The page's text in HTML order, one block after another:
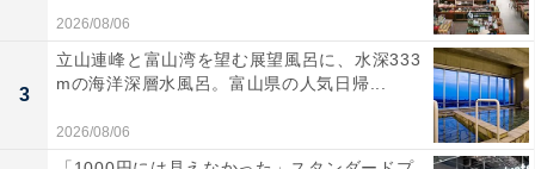
2026/08/06
3
立山連峰と富山湾を望む展望風呂に、水深333
mの海洋深層水風呂。富山県の人気日帰...
2026/08/06